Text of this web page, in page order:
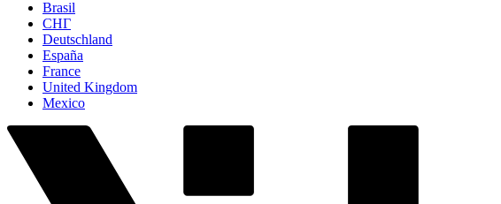
Brasil
СНГ
Deutschland
España
France
United Kingdom
Mexico